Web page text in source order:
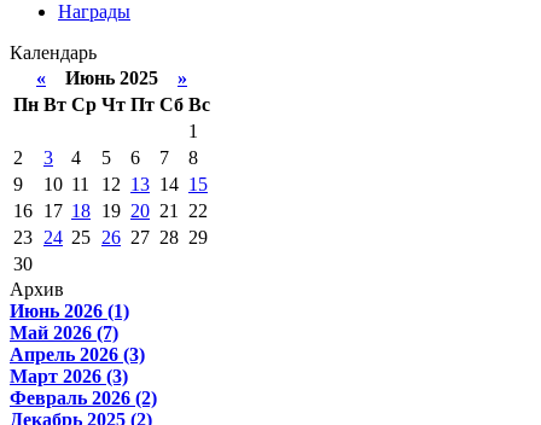
Награды
Календарь
« Июнь 2025 »
Пн Вт Ср Чт Пт Сб Вс
1
2
3 4 5 6 7
8
9
10 11 12 13 14 15
16 17 18 19 20 21 22
23 24 25 26 27 28 29
30
Архив
Июнь 2026 (1)
Май 2026 (7)
Апрель 2026 (3)
Март 2026 (3)
Февраль 2026 (2)
Декабрь 2025 (2)